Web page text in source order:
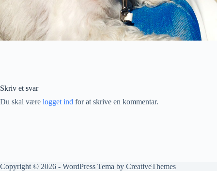
Skriv et svar
Du skal være logget ind for at skrive en kommentar.
Copyright © 2026 - WordPress Tema by CreativeThemes